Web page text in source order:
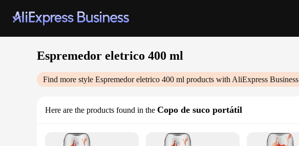
Espremedor eletrico 400 ml
Find more style Espremedor eletrico 400 ml products with AliExpress Business
Here are the products found in the Copo de suco portátil